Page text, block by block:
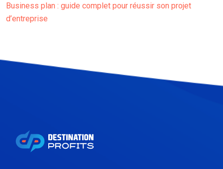
Business plan : guide complet pour réussir son projet
d’entreprise